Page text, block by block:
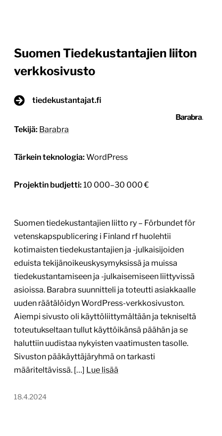
Suomen Tiedekustantajien liiton
verkkosivusto
tiedekustantajat.fi
Tekijä: Barabra
Tärkein teknologia: WordPress
Projektin budjetti: 10 000–30 000 €
Suomen tiedekustantajien liitto ry – Förbundet för
vetenskapspublicering i Finland rf huolehtii
kotimaisten tiedekustantajien ja -julkaisijoiden
eduista tekijänoikeuskysymyksissä ja muissa
tiedekustantamiseen ja -julkaisemiseen liittyvissä
asioissa. Barabra suunnitteli ja toteutti asiakkaalle
uuden räätälöidyn WordPress-verkkosivuston.
Aiempi sivusto oli käyttöliittymältään ja tekniseltä
toteutukseltaan tullut käyttöikänsä päähän ja se
haluttiin uudistaa nykyisten vaatimusten tasolle.
Sivuston pääkäyttäjäryhmä on tarkasti
määriteltävissä. […] Lue lisää
18.4.2024